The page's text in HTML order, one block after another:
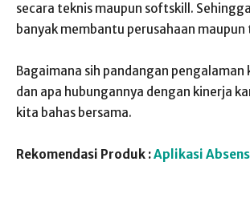
secara teknis maupun softskill.
banyak membantu perusahaan maupun
Bagaimana sih pandangan pengalaman
dan apa hubungannya dengan kinerja
kita bahas bersama.
Rekomendasi Produk :Aplikasi